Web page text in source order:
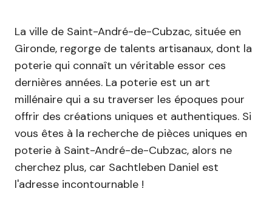
La ville de Saint-André-de-Cubzac, située en
Gironde, regorge de talents artisanaux, dont la
poterie qui connaît un véritable essor ces
dernières années. La poterie est un art
millénaire qui a su traverser les époques pour
offrir des créations uniques et authentiques. Si
vous êtes à la recherche de pièces uniques en
poterie à Saint-André-de-Cubzac, alors ne
cherchez plus, car Sachtleben Daniel est
l'adresse incontournable !